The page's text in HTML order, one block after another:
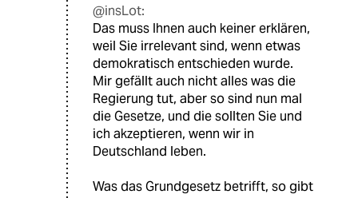
@insLot:
Das muss Ihnen auch keiner erklären,
weil Sie irrelevant sind, wenn etwas
demokratisch entschieden wurde.
Mir gefällt auch nicht alles was die
Regierung tut, aber so sind nun mal
die Gesetze, und die sollten Sie und
ich akzeptieren, wenn wir in
Deutschland leben.
Was das Grundgesetz betrifft, so gibt